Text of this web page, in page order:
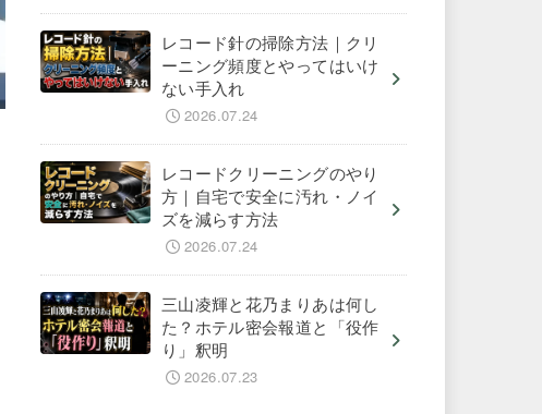
レコード針の掃除方法｜クリ
ーニング頻度とやってはいけ
ない手入れ
2026.07.24
レコードクリーニングのやり
方｜自宅で安全に汚れ・ノイ
ズを減らす方法
2026.07.24
三山凌輝と花乃まりあは何し
た？ホテル密会報道と「役作
り」釈明
2026.07.23